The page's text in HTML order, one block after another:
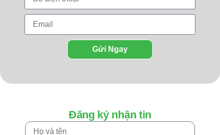
Gửi Ngay
Đăng ký nhận tin